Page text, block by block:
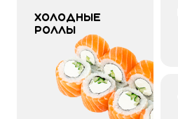
Холодные
роллы